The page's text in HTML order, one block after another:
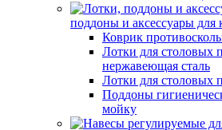
поддоны и аксессуары для
Коврик
Лотки для столовых
нержавеющая сталь
Лотки для столовых
Поддоны
мойку